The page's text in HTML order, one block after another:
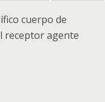
cuerpo de
receptor agente